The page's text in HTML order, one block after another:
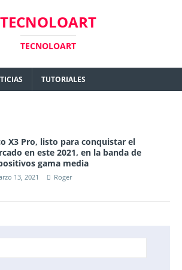
TECNOLOART
TECNOLOART
TUTORIALES
X3 Pro, listo para conquistar el
en este 2021, en la banda de
gama media
13, 2021 Roger